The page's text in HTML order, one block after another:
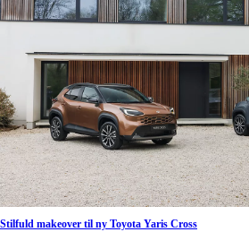
Stilfuld makeover til ny Toyota Yaris Cross